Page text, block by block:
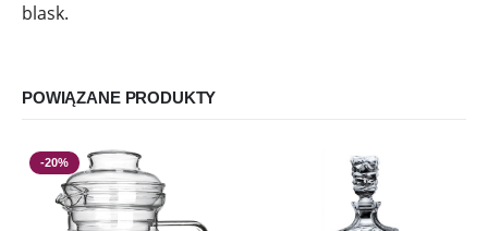
blask.
POWIĄZANE PRODUKTY
-20%